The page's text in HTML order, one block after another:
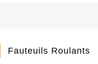
Fauteuils Roulants